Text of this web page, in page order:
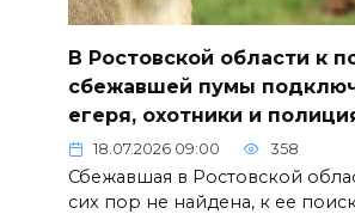
В Ростовской области к
сбежавшей пумы
егеря, охотники и
18.07.2026 09:00 358
Сбежавшая в Ростовской
сих пор не найдена, к ее